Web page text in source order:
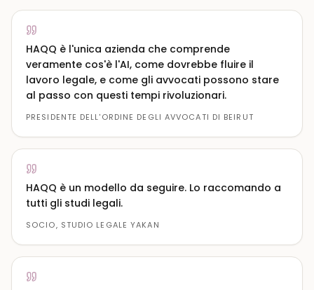
HAQQ è l'unica azienda che comprende
veramente cos'è l'AI, come dovrebbe fluire il
lavoro legale, e come gli avvocati possono stare
al passo con questi tempi rivoluzionari.
PRESIDENTE DELL'ORDINE DEGLI AVVOCATI DI BEIRUT
HAQQ è un modello da seguire. Lo raccomando a
tutti gli studi legali.
SOCIO, STUDIO LEGALE YAKAN